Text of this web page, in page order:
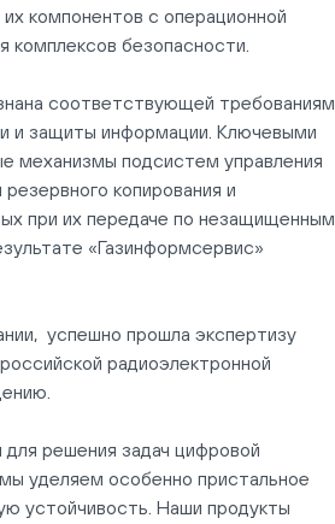
компонентов с операционной
безопасности.
соответствующей требованиям
и защиты информации. Ключевыми
механизмы подсистем управления
копирования и
при их передаче по незащищенным
«Газинформсервис»
успешно прошла экспертизу
радиоэлектронной
решения задач цифровой
уделяем особенно пристальное
устойчивость. Наши продукты